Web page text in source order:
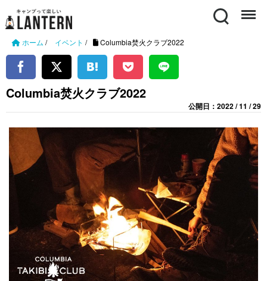
Search Menu
ホーム / イベント / Columbia焚火クラブ2022
Columbia焚火クラブ2022
公開日：2022 / 11 / 29